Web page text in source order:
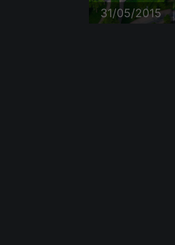
31/05/2015